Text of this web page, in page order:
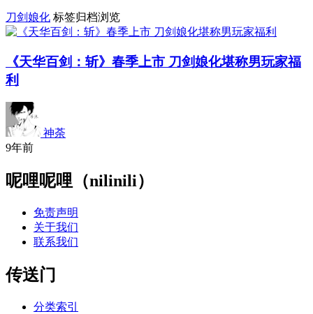
刀剑娘化 标签归档浏览
《天华百剑：斩》春季上市 刀剑娘化堪称男玩家福
利
神荼
9年前
呢哩呢哩（nilinili）
免责声明
关于我们
联系我们
传送门
分类索引